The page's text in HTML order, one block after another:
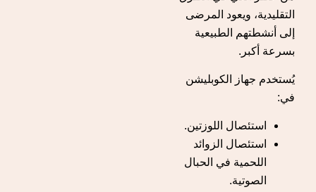
التقليدية، ويعود المرضى
إلى أنشطتهم الطبيعية
بسرعة أكبر.
يُستخدم جهاز الكوبليشن
في:
استئصال اللوزتين.
استئصال الزوائد
اللحمية في الحبال
الصوتية.